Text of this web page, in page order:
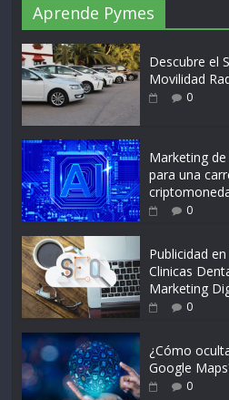
Aprende Pymes
Descubre el
Movilidad
0
Marketing
para una
0
Publicidad
Clinicas
Marketing
0
¿Cómo
Google
0